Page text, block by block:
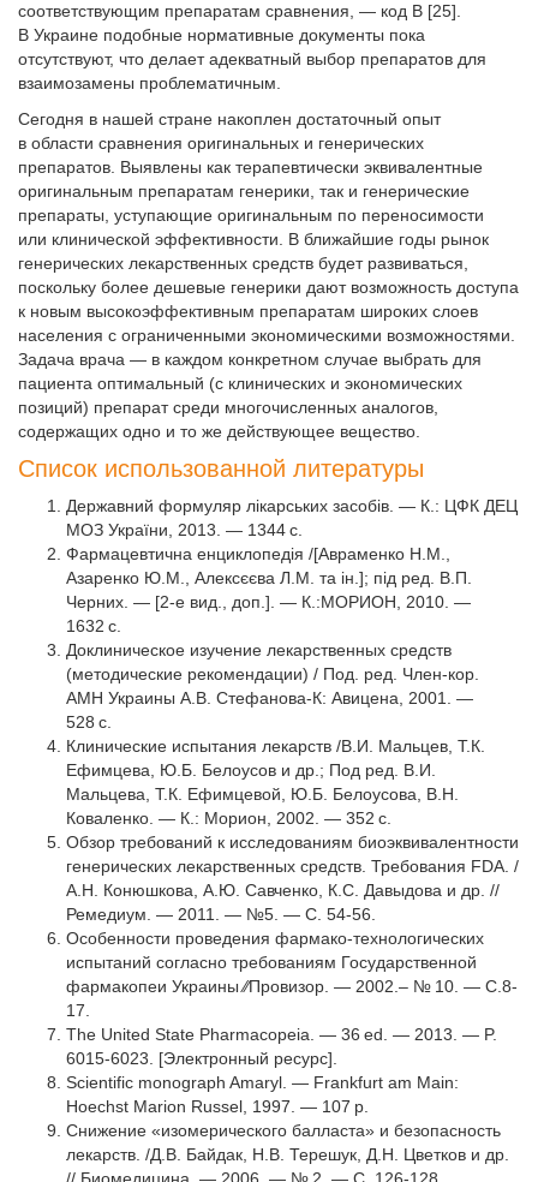
соответствующим препаратам сравнения, — код В [25].
В Украине подобные нормативные документы пока
отсутствуют, что делает адекватный выбор препаратов для
взаимозамены проблематичным.
Сегодня в нашей стране накоплен достаточный опыт
в области сравнения оригинальных и генерических
препаратов. Выявлены как терапевтически эквивалентные
оригинальным препаратам генерики, так и генерические
препараты, уступающие оригинальным по переносимости
или клинической эффективности. В ближайшие годы рынок
генерических лекарственных средств будет развиваться,
поскольку более дешевые генерики дают возможность доступа
к новым высокоэффективным препаратам широких слоев
населения с ограниченными экономическими возможностями.
Задача врача — в каждом конкретном случае выбрать для
пациента оптимальный (с клинических и экономических
позиций) препарат среди многочисленных аналогов,
содержащих одно и то же действующее вещество.
Список использованной литературы
Державний формуляр лікарських засобів. — К.: ЦФК ДЕЦ
МОЗ України, 2013. — 1344 с.
Фармацевтична енциклопедія /[Авраменко Н.М.,
Азаренко Ю.М., Алексєєва Л.М. та ін.]; під ред. В.П.
Черних. — [2-е вид., доп.]. — К.:МОРИОН, 2010. —
1632 c.
Доклиническое изучение лекарственных средств
(методические рекомендации) / Под. ред. Член-кор.
АМН Украины А.В. Стефанова-К: Авицена, 2001. —
528 с.
Клинические испытания лекарств /В.И. Мальцев, Т.К.
Ефимцева, Ю.Б. Белоусов и др.; Под ред. В.И.
Мальцева, Т.К. Ефимцевой, Ю.Б. Белоусова, В.Н.
Коваленко. — К.: Морион, 2002. — 352 с.
Обзор требований к исследованиям биоэквивалентности
генерических лекарственных средств. Требования FDA. /
А.Н. Конюшкова, А.Ю. Савченко, К.С. Давыдова и др. //
Ремедиум. — 2011. — №5. — С. 54-56.
Особенности проведения фармако-технологических
испытаний согласно требованиям Государственной
фармакопеи Украины ∕∕Провизор. — 2002.– № 10. — С.8-
17.
The United State Pharmacopeia. — 36 ed. — 2013. — P.
6015-6023. [Электронный ресурс].
Scientific monograph Amaryl. — Frankfurt am Main:
Hoechst Marion Russel, 1997. — 107 р.
Снижение «изомерического балласта» и безопасность
лекарств. /Д.В. Байдак, Н.В. Терешук, Д.Н. Цветков и др.